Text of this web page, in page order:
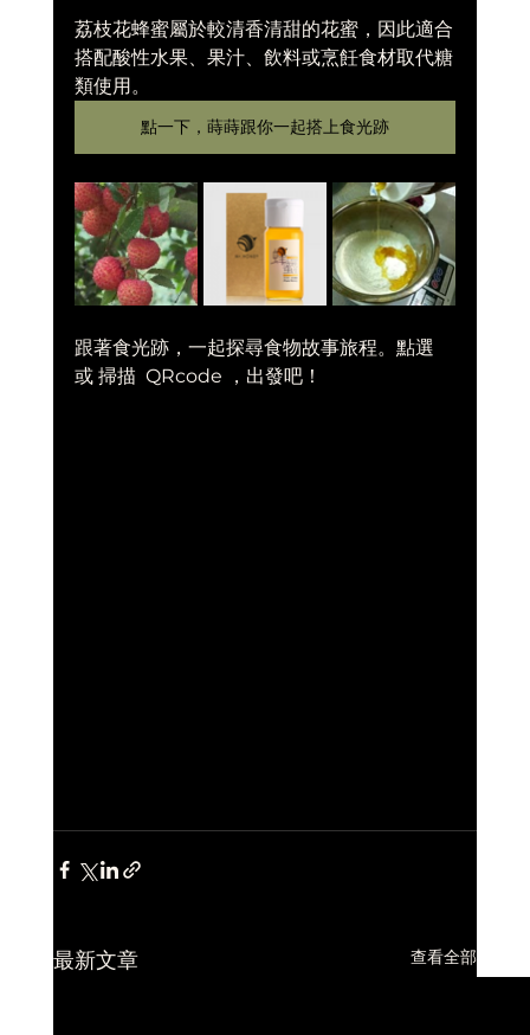
荔枝花蜂蜜屬於較清香清甜的花蜜，因此適合
搭配酸性水果、果汁、飲料或烹飪食材取代糖
類使用。
點一下，蒔蒔跟你一起搭上食光跡
跟著食光跡，一起探尋食物故事旅程。點選
或 掃描  QRcode ，出發吧！
最新文章 查看全部